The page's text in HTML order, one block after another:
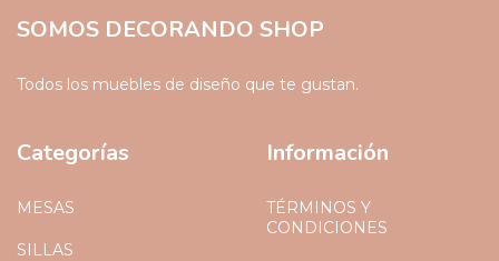
SOMOS DECORANDO SHOP
Todos los muebles de diseño que te gustan.
Categorías
MESAS
SILLAS
Información
TÉRMINOS Y
CONDICIONES